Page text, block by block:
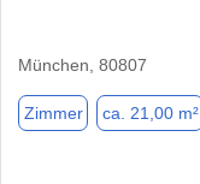
München, 80807
Zimmer ca. 21,00 m²